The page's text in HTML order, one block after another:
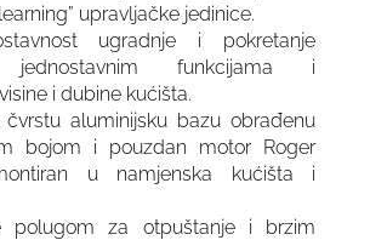
upravljačke jedinice.
ugradnje i pokretanje
jednostavnim funkcijama i
i dubine kućišta.
čvrstu aluminijsku bazu obrađenu
bojom i pouzdan motor Roger
u namjenska kućišta i
polugom za otpuštanje i brzim